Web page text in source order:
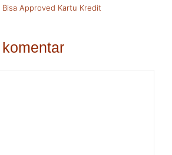
Bisa Approved Kartu Kredit